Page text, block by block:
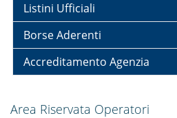
Listini Ufficiali
Borse Aderenti
Accreditamento Agenzia